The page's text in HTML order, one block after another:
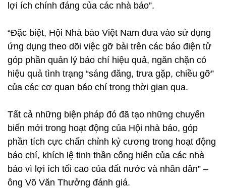
lợi ích chính đáng của các nhà báo”.
“Đặc biệt, Hội Nhà báo Việt Nam đưa vào sử dụng
ứng dụng theo dõi việc gỡ bài trên các báo điện tử
góp phần quản lý báo chí hiệu quả, ngăn chặn có
hiệu quả tình trạng “sáng đăng, trưa gặp, chiều gỡ”
của các cơ quan báo chí trong thời gian qua.
Tất cả những biện pháp đó đã tạo những chuyển
biến mới trong hoạt động của Hội nhà báo, góp
phần tích cực chấn chỉnh kỷ cương trong hoạt động
báo chí, khích lệ tinh thần cống hiến của các nhà
báo vì lợi ích tối cao của đất nước và nhân dân” –
ông Võ Văn Thưởng đánh giá.